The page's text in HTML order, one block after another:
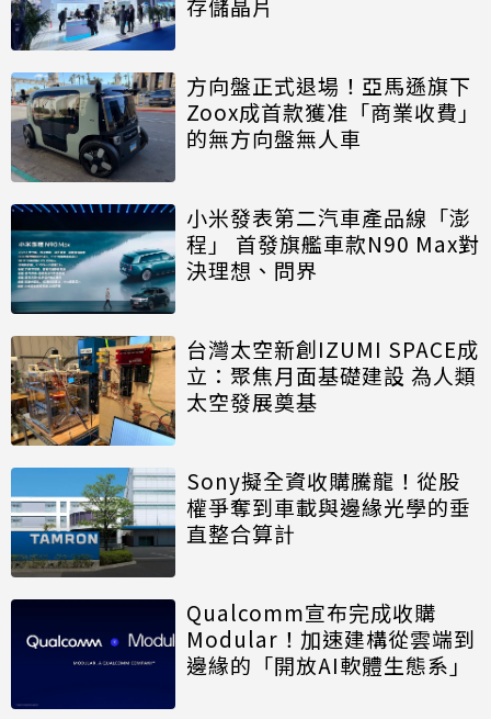
存儲晶片
方向盤正式退場！亞馬遜旗下
Zoox成首款獲准「商業收費」
的無方向盤無人車
小米發表第二汽車產品線「澎
程」 首發旗艦車款N90 Max對
決理想、問界
台灣太空新創IZUMI SPACE成
立：聚焦月面基礎建設 為人類
太空發展奠基
Sony擬全資收購騰龍！從股
權爭奪到車載與邊緣光學的垂
直整合算計
Qualcomm宣布完成收購
Modular！加速建構從雲端到
邊緣的「開放AI軟體生態系」